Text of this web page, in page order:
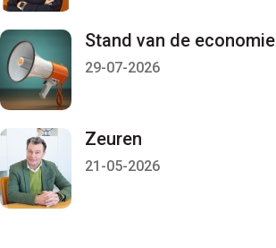
Stand van de economie
29-07-2026
Zeuren
21-05-2026